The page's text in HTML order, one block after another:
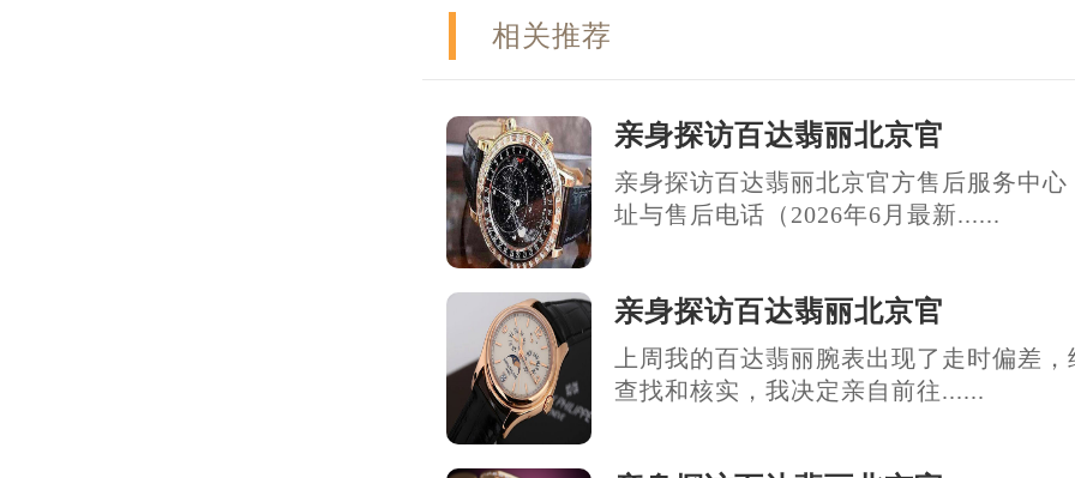
相关推荐
亲身探访百达翡丽北京官
亲身探访百达翡丽北京官方售后服务中心
址与售后电话（2026年6月最新......
亲身探访百达翡丽北京官
上周我的百达翡丽腕表出现了走时偏差
查找和核实，我决定亲自前往......